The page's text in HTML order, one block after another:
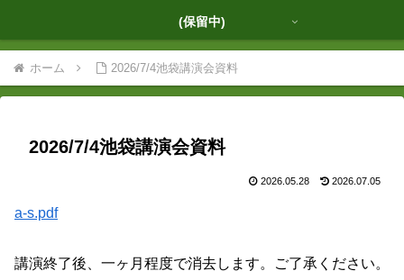
(保留中)
ホーム 2026/7/4池袋講演会資料
2026/7/4池袋講演会資料
2026.05.28 2026.07.05
a-s.pdf
講演終了後、一ヶ月程度で消去します。ご了承ください。